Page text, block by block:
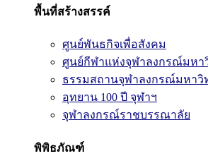
พื้นที่สร้างสรรค์
ศูนย์พันธกิจเพื่อสังคม
ศูนย์กีฬาแห่งจุฬาลงกรณ์มหา
ธรรมสถานจุฬาลงกรณ์มหาวิ
อุทยาน 100 ปี จุฬาฯ
จุฬาลงกรณ์ราชบรรณาลัย
พิพิธภัณฑ์